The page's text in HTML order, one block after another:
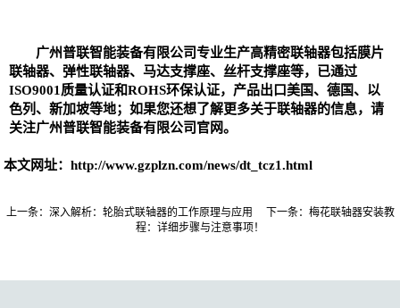
广州普联智能装备有限公司专业生产高精密联轴器包括膜片
联轴器、 弹性联轴器、 马达支撑座、丝杆支撑座等，已通过
ISO9001质量认证和ROHS环保认证，产品出口美国、德国、以
色列、新加坡等地；如果您还想了解更多关于联轴器的信息，请
关注广州普联智能装备有限公司官网。
本文网址： http://www.gzplzn.com/news/dt_tcz1.html
上一条： 深入解析：轮胎式联轴器的工作原理与应用 下一条： ​梅花联轴器安装教
程：详细步骤与注意事项！